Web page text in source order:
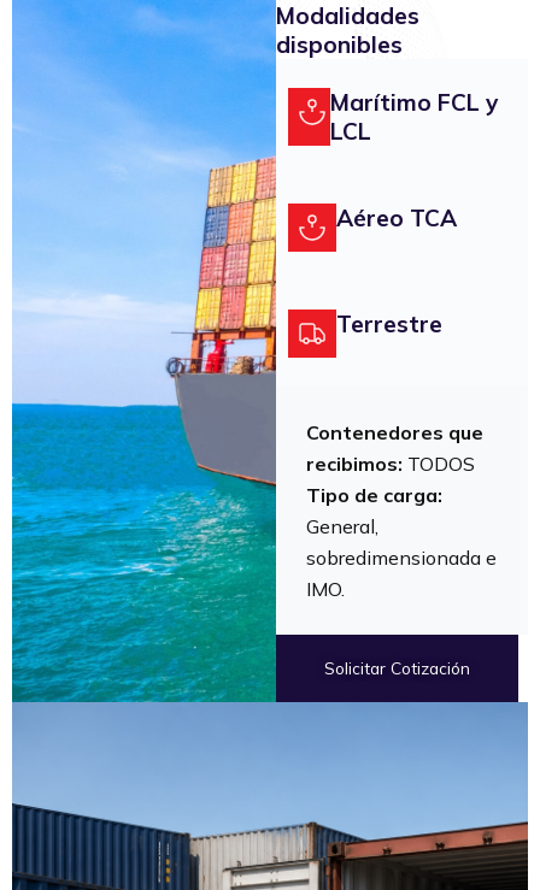
Modalidades
disponibles
Marítimo FCL y
LCL
Aéreo TCA
Terrestre
Contenedores que
recibimos: TODOS
Tipo de carga:
General,
sobredimensionada e
IMO.
Solicitar Cotización